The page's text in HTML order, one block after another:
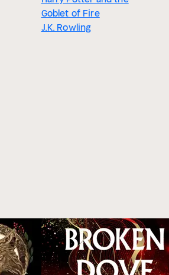
Goblet of Fire
J.K. Rowling